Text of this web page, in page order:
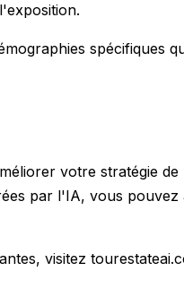
spécifiques
votre stratégie
par l'IA, vous
visitez